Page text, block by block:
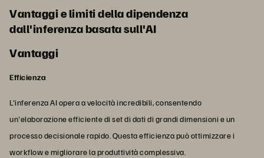
Vantaggi e limiti della dipendenza
dall'inferenza basata sull'AI
Vantaggi
Efficienza
L'inferenza AI opera a velocità incredibili, consentendo
un'elaborazione efficiente di set di dati di grandi dimensioni e un
processo decisionale rapido. Questa efficienza può ottimizzare i
workflow e migliorare la produttività complessiva.